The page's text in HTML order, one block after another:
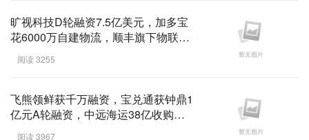
旷视科技D轮融资7.5亿美元，加多宝
花6000万自建物流，顺丰旗下物联亿
达融资5000万元 ...
阅读 3255
飞熊领鲜获千万融资，宝兑通获钟鼎1
亿元A轮融资，中远海运38亿收购胜
狮造箱资产|物流 ...
阅读 3967